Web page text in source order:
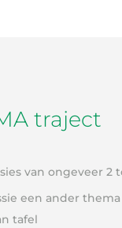
traject
van ongeveer 2
een ander
tafel